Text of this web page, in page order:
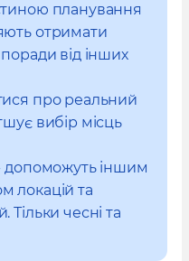
планування
отримати
від інших
про реальний
вибір місць
допоможуть іншим
локацій та
чесні та